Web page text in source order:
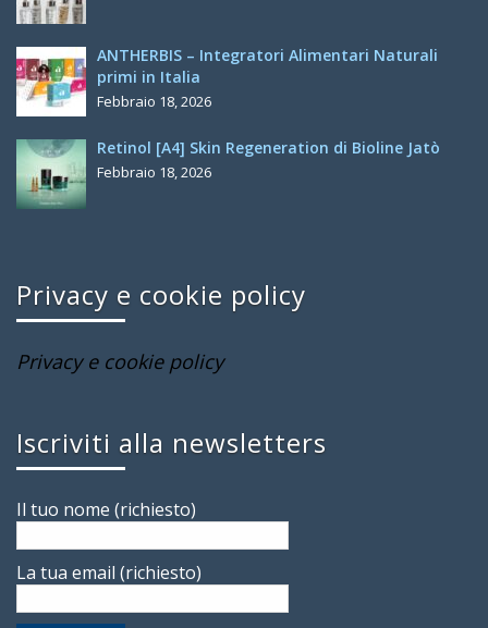
ANTHERBIS – Integratori Alimentari Naturali
primi in Italia
Febbraio 18, 2026
Retinol [A4] Skin Regeneration di Bioline Jatò
Febbraio 18, 2026
Privacy e cookie policy
Privacy e cookie policy
Iscriviti alla newsletters
Il tuo nome (richiesto)
La tua email (richiesto)